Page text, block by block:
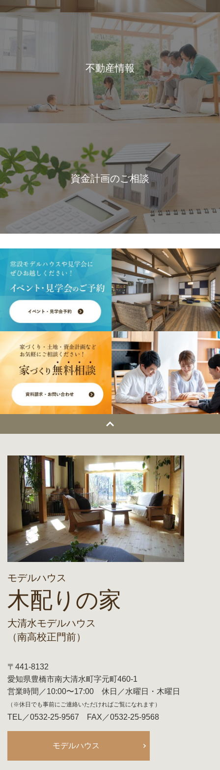
不動産情報
資金計画のご相談
モデルハウス
木配りの家
大清水モデルハウス
（南高校正門前）
〒441-8132
愛知県豊橋市南大清水町字元町460-1
営業時間／10:00〜17:00 休日／水曜日・木曜日
（※休日でも事前にご連絡いただければご覧になれます）
TEL／0532-25-9567 FAX／0532-25-9568
モデルハウス